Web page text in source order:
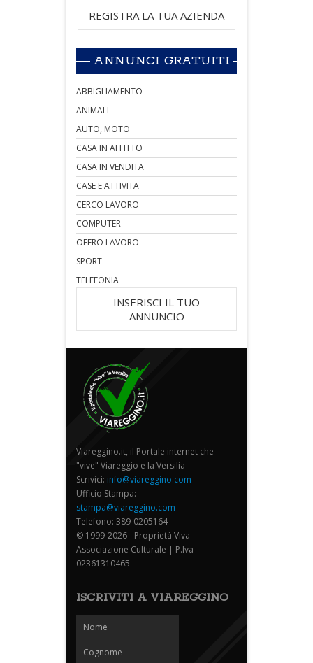
REGISTRA LA TUA AZIENDA
ANNUNCI GRATUITI
ABBIGLIAMENTO
ANIMALI
AUTO, MOTO
CASA IN AFFITTO
CASA IN VENDITA
CASE E ATTIVITA'
CERCO LAVORO
COMPUTER
OFFRO LAVORO
SPORT
TELEFONIA
INSERISCI IL TUO
ANNUNCIO
Viareggino.it, il Portale internet che
"vive" Viareggio e la Versilia
Scrivici: info@viareggino.com
Ufficio Stampa:
stampa@viareggino.com
Telefono: 389-0205164
© 1999-2026 - Proprietà Viva
Associazione Culturale | P.Iva
02361310465
ISCRIVITI A VIAREGGINO